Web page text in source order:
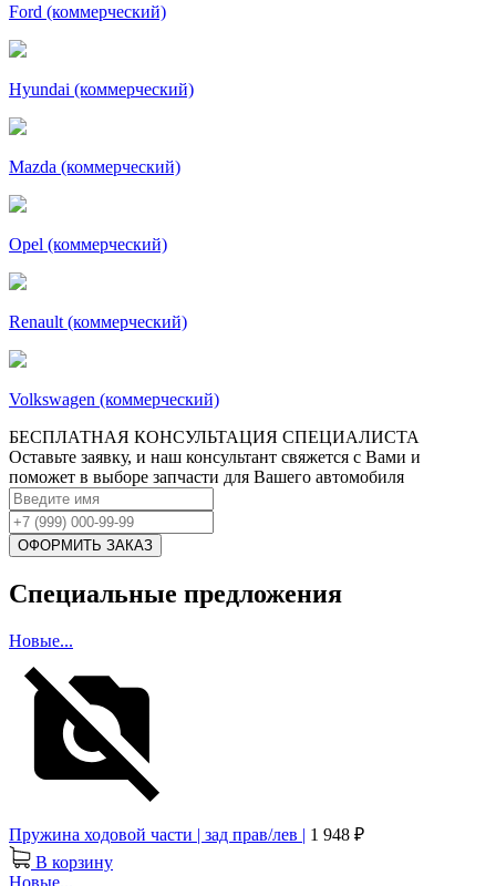
Ford (коммерческий)
Hyundai (коммерческий)
Mazda (коммерческий)
Opel (коммерческий)
Renault (коммерческий)
Volkswagen (коммерческий)
БЕСПЛАТНАЯ КОНСУЛЬТАЦИЯ СПЕЦИАЛИСТА
Оставьте заявку, и наш консультант свяжется с Вами и
поможет в выборе запчасти для Вашего автомобиля
Специальные предложения
Новые...
Пружина ходовой части | зад прав/лев | 1 948 ₽
В корзину
Новые...